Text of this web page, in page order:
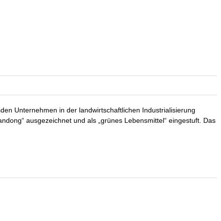
Unternehmen in der landwirtschaftlichen Industrialisierung
ausgezeichnet und als „grünes Lebensmittel“ eingestuft. Das